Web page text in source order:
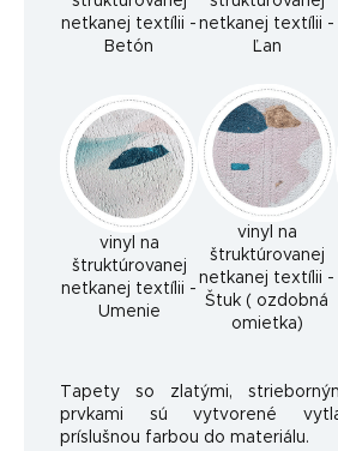
netkanej textílii -
Betón
netkanej textílii -
Ľan
vinyl na
štruktúrovanej
netkanej textílii -
Umenie
vinyl na
štruktúrovanej
netkanej textílii -
Štuk ( ozdobná
omietka)
Tapety so zlatými,
prvkami sú vytvorené
príslušnou farbou do materiálu.